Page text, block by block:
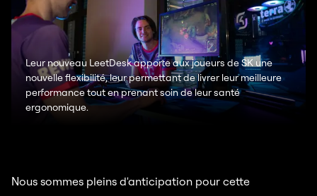
Leur nouveau LeetDesk apporte aux joueurs de SK une
nouvelle flexibilité, leur permettant de livrer leur meilleure
performance tout en prenant soin de leur santé
ergonomique.
Nous sommes pleins d'anticipation pour cette